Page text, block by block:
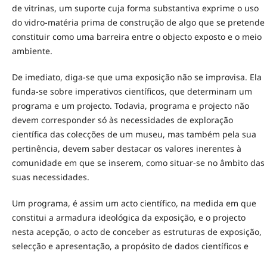
de vitrinas, um suporte cuja forma substantiva exprime o uso
do vidro-matéria prima de construção de algo que se pretende
constituir como uma barreira entre o objecto exposto e o meio
ambiente.
De imediato, diga-se que uma exposição não se improvisa. Ela
funda-se sobre imperativos científicos, que determinam um
programa e um projecto. Todavia, programa e projecto não
devem corresponder só às necessidades de exploração
científica das colecções de um museu, mas também pela sua
pertinência, devem saber destacar os valores inerentes à
comunidade em que se inserem, como situar-se no âmbito das
suas necessidades.
Um programa, é assim um acto científico, na medida em que
constitui a armadura ideológica da exposição, e o projecto
nesta acepção, o acto de conceber as estruturas de exposição,
selecção e apresentação, a propósito de dados científicos e